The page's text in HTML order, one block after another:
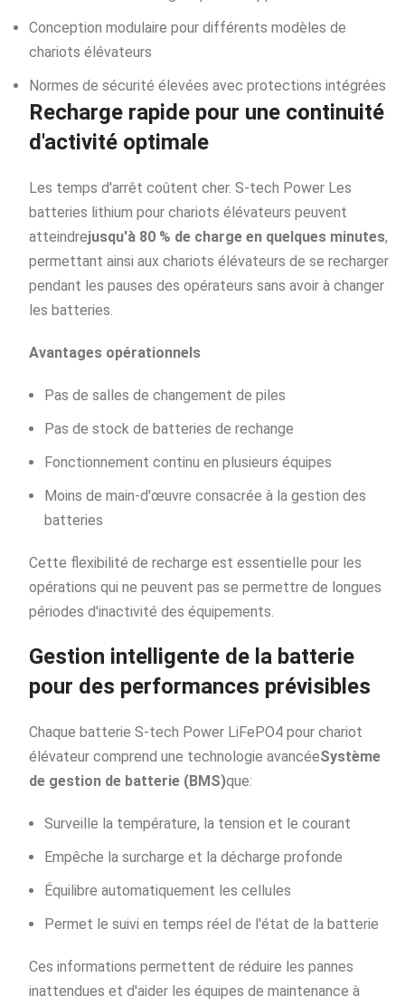
Conception modulaire pour différents modèles de
chariots élévateurs
Normes de sécurité élevées avec protections intégrées
Recharge rapide pour une continuité
d'activité optimale
Les temps d'arrêt coûtent cher. S-tech Power Les
batteries lithium pour chariots élévateurs peuvent
atteindrejusqu'à 80 % de charge en quelques minutes,
permettant ainsi aux chariots élévateurs de se recharger
pendant les pauses des opérateurs sans avoir à changer
les batteries.
Avantages opérationnels
Pas de salles de changement de piles
Pas de stock de batteries de rechange
Fonctionnement continu en plusieurs équipes
Moins de main-d'œuvre consacrée à la gestion des
batteries
Cette flexibilité de recharge est essentielle pour les
opérations qui ne peuvent pas se permettre de longues
périodes d'inactivité des équipements.
Gestion intelligente de la batterie
pour des performances prévisibles
Chaque batterie S-tech Power LiFePO4 pour chariot
élévateur comprend une technologie avancéeSystème
de gestion de batterie (BMS)que:
Surveille la température, la tension et le courant
Empêche la surcharge et la décharge profonde
Équilibre automatiquement les cellules
Permet le suivi en temps réel de l'état de la batterie
Ces informations permettent de réduire les pannes
inattendues et d'aider les équipes de maintenance à